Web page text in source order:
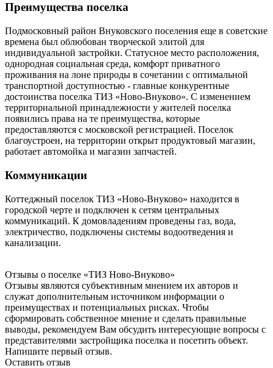
Преимущества поселка
Подмосковный район Внуковского поселения еще в советские
времена был облюбован творческой элитой для
индивидуальной застройки. Статусное место расположения,
однородная социальная среда, комфорт приватного
проживания на лоне природы в сочетании с оптимальной
транспортной доступностью - главные конкурентные
достоинства поселка ТИЗ «Ново-Внуково». С изменением
территориальной принадлежности у жителей поселка
появились права на те преимущества, которые
предоставляются с московской регистрацией. Поселок
благоустроен, на территории открыт продуктовый магазин,
работает автомойка и магазин запчастей.
Коммуникации
Коттеджный поселок ТИЗ «Ново-Внуково» находится в
городской черте и подключен к сетям центральных
коммуникаций. К домовладениям проведены газ, вода,
электричество, подключены системы водоотведения и
канализации.
Отзывы о поселке «ТИЗ Ново-Внуково»
Отзывы являются субъективным мнением их авторов и
служат дополнительным источником информации о
преимуществах и потенциальных рисках. Чтобы
сформировать собственное мнение и сделать правильные
выводы, рекомендуем Вам обсудить интересующие вопросы с
представителями застройщика поселка и посетить объект.
Напишите первый отзыв.
Оставить отзыв